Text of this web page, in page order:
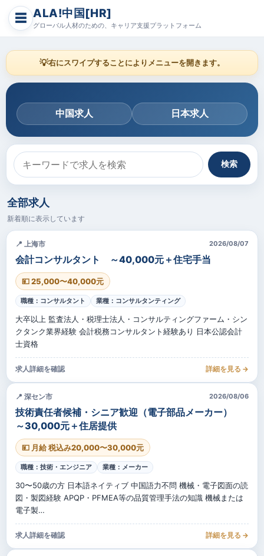
☰ ALA!中国[HR]
グローバル人材のための、キャリア支援プラットフォーム
💡右にスワイプすることによりメニューを開きます。
中国求人 日本求人
検索
全部求人
新着順に表示しています
📍 上海市 2026/08/07
会計コンサルタント ～40,000元＋住宅手当
💴 25,000〜40,000元
職種：コンサルタント 業種：コンサルタンティング
大卒以上 監査法人・税理士法人・コンサルティングファーム・シン
クタンク業界経験 会計税務コンサルタント経験あり 日本公認会計
士資格
求人詳細を確認 詳細を見る →
📍 深セン市 2026/08/06
技術責任者候補・シニア歓迎（電子部品メーカー）
～30,000元＋住居提供
💴 月給 税込み20,000〜30,000元
職種：技術・エンジニア 業種：メーカー
30〜50歳の方 日本語ネイティブ 中国語力不問 機械・電子図面の読
図・製図経験 APQP・PFMEA等の品質管理手法の知識 機械または
電子製…
求人詳細を確認 詳細を見る →